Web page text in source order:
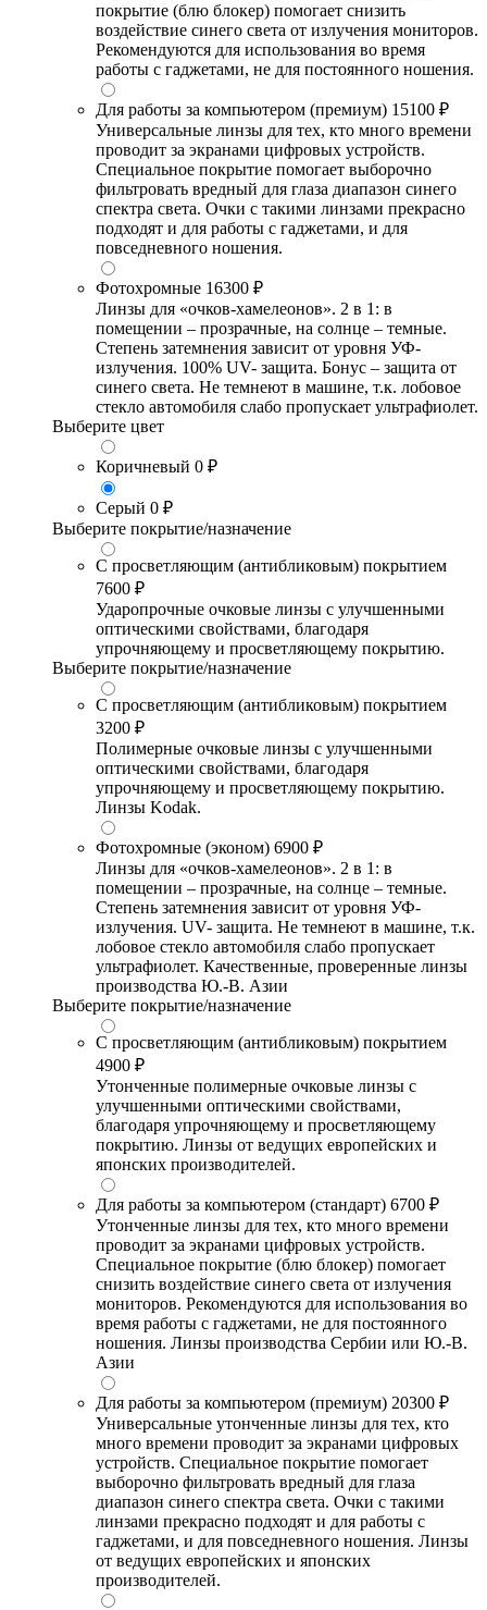
покрытие (блю блокер) помогает снизить
воздействие синего света от излучения мониторов.
Рекомендуются для использования во время
работы с гаджетами, не для постоянного ношения.
Для работы за компьютером (премиум) 15100 ₽
Универсальные линзы для тех, кто много времени
проводит за экранами цифровых устройств.
Специальное покрытие помогает выборочно
фильтровать вредный для глаза диапазон синего
спектра света. Очки с такими линзами прекрасно
подходят и для работы с гаджетами, и для
повседневного ношения.
Фотохромные 16300 ₽
Линзы для «очков-хамелеонов». 2 в 1: в
помещении – прозрачные, на солнце – темные.
Степень затемнения зависит от уровня УФ-
излучения. 100% UV- защита. Бонус – защита от
синего света. Не темнеют в машине, т.к. лобовое
стекло автомобиля слабо пропускает ультрафиолет.
Выберите цвет
Коричневый 0 ₽
Серый 0 ₽
Выберите покрытие/назначение
С просветляющим (антибликовым) покрытием
7600 ₽
Ударопрочные очковые линзы с улучшенными
оптическими свойствами, благодаря
упрочняющему и просветляющему покрытию.
Выберите покрытие/назначение
С просветляющим (антибликовым) покрытием
3200 ₽
Полимерные очковые линзы с улучшенными
оптическими свойствами, благодаря
упрочняющему и просветляющему покрытию.
Линзы Kodak.
Фотохромные (эконом) 6900 ₽
Линзы для «очков-хамелеонов». 2 в 1: в
помещении – прозрачные, на солнце – темные.
Степень затемнения зависит от уровня УФ-
излучения. UV- защита. Не темнеют в машине, т.к.
лобовое стекло автомобиля слабо пропускает
ультрафиолет. Качественные, проверенные линзы
производства Ю.-В. Азии
Выберите покрытие/назначение
С просветляющим (антибликовым) покрытием
4900 ₽
Утонченные полимерные очковые линзы с
улучшенными оптическими свойствами,
благодаря упрочняющему и просветляющему
покрытию. Линзы от ведущих европейских и
японских производителей.
Для работы за компьютером (стандарт) 6700 ₽
Утонченные линзы для тех, кто много времени
проводит за экранами цифровых устройств.
Специальное покрытие (блю блокер) помогает
снизить воздействие синего света от излучения
мониторов. Рекомендуются для использования во
время работы с гаджетами, не для постоянного
ношения. Линзы производства Сербии или Ю.-В.
Азии
Для работы за компьютером (премиум) 20300 ₽
Универсальные утонченные линзы для тех, кто
много времени проводит за экранами цифровых
устройств. Специальное покрытие помогает
выборочно фильтровать вредный для глаза
диапазон синего спектра света. Очки с такими
линзами прекрасно подходят и для работы с
гаджетами, и для повседневного ношения. Линзы
от ведущих европейских и японских
производителей.